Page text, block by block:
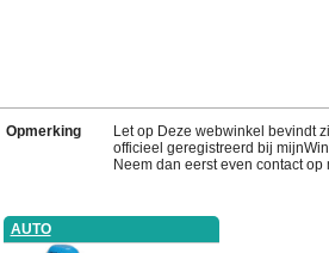
Opmerking
Let op Deze webwinkel bevindt
officieel geregistreerd bij
Neem dan eerst even contact
AUTO